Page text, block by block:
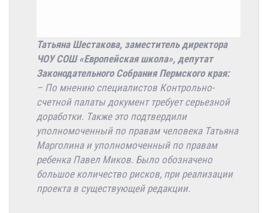
Татьяна Шестакова, заместитель директора
ЧОУ СОШ «Европейская школа», депутат
Законодательного Собрания Пермского края:
– По мнению специалистов Контрольно-
счетной палаты документ требует серьезной
доработки. Также это подтвердили
уполномоченный по правам человека Татьяна
Марголина и уполномоченный по правам
ребенка Павел Миков. Было обозначено
большое количество рисков, при реализации
проекта в существующей редакции.